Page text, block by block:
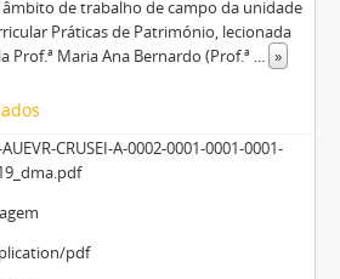
de trabalho de campo da unidade
Práticas de Património, lecionada
Prof.ª Maria Ana Bernardo (Prof.ª ... »
AUEVR-CRUSEI-A-0002-0001-0001-0001-
pdf